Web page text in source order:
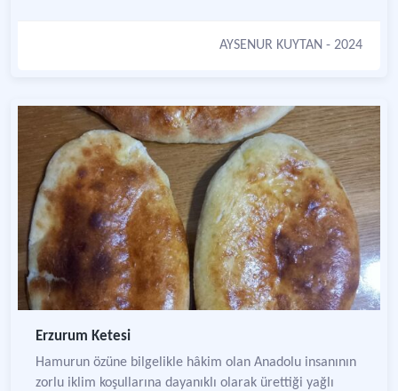
AYSENUR KUYTAN - 2024
Erzurum Ketesi
Hamurun özüne bilgelikle hâkim olan Anadolu insanının
zorlu iklim koşullarına dayanıklı olarak ürettiği yağlı